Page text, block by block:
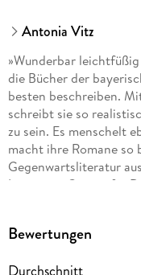
Antonia Vitz
»Wunderbar
die Bücher der
besten beschreiben.
schreibt sie so
zu sein. Es menschelt
macht ihre Romane so
Gegenwartsliteratur
Ironie, ein Gespür für
Bewertungen